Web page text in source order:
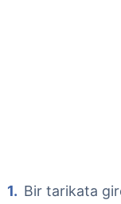
Bir tarikata